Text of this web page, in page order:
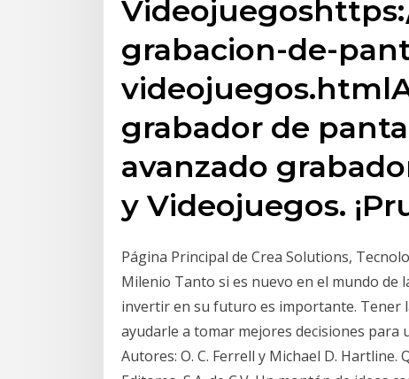
grabacion-de-
grabador de
avanzado
y Videojuegos.
Página Principal de Crea Solutions,
Milenio Tanto si es nuevo en el mundo de
invertir en su futuro es importante. Tener
ayudarle a tomar mejores decisiones para
Autores: O. C. Ferrell y Michael D.